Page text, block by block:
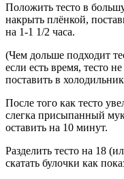
Положить тесто в
накрыть плёнкой,
на 1-1 1/2 часа.
(Чем дольше подходит
если есть время, тесто
поставить в
После того как тесто
слегка присыпанный
оставить на 10 минут.
Разделить тесто на 18
скатать булочки как